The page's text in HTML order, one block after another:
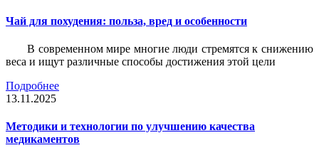
Чай для похудения: польза, вред и особенности
В современном мире многие люди стремятся к снижению
веса и ищут различные способы достижения этой цели
Подробнее
13.11.2025
Методики и технологии по улучшению качества
медикаментов